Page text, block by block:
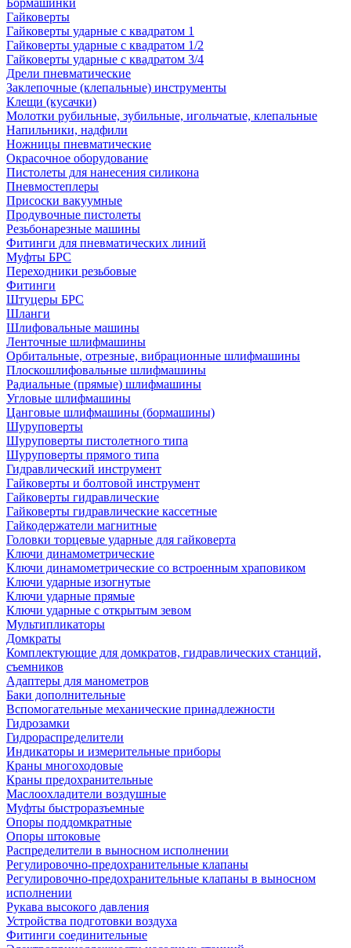
Бормашинки
Гайковерты
Гайковерты ударные с квадратом 1
Гайковерты ударные с квадратом 1/2
Гайковерты ударные с квадратом 3/4
Дрели пневматические
Заклепочные (клепальные) инструменты
Клещи (кусачки)
Молотки рубильные, зубильные, игольчатые, клепальные
Напильники, надфили
Ножницы пневматические
Окрасочное оборудование
Пистолеты для нанесения силикона
Пневмостеплеры
Присоски вакуумные
Продувочные пистолеты
Резьбонарезные машины
Фитинги для пневматических линий
Муфты БРС
Переходники резьбовые
Фитинги
Штуцеры БРС
Шланги
Шлифовальные машины
Ленточные шлифмашины
Орбитальные, отрезные, вибрационные шлифмашины
Плоскошлифовальные шлифмашины
Радиальные (прямые) шлифмашины
Угловые шлифмашины
Цанговые шлифмашины (бормашины)
Шуруповерты
Шуруповерты пистолетного типа
Шуруповерты прямого типа
Гидравлический инструмент
Гайковерты и болтовой инструмент
Гайковерты гидравлические
Гайковерты гидравлические кассетные
Гайкодержатели магнитные
Головки торцевые ударные для гайковерта
Ключи динамометрические
Ключи динамометрические со встроенным храповиком
Ключи ударные изогнутые
Ключи ударные прямые
Ключи ударные с открытым зевом
Мультипликаторы
Домкраты
Комплектующие для домкратов, гидравлических станций,
съемников
Адаптеры для манометров
Баки дополнительные
Вспомогательные механические принадлежности
Гидрозамки
Гидрораспределители
Индикаторы и измерительные приборы
Краны многоходовые
Краны предохранительные
Маслоохладители воздушные
Муфты быстроразъемные
Опоры поддомкратные
Опоры штоковые
Распределители в выносном исполнении
Регулировочно-предохранительные клапаны
Регулировочно-предохранительные клапаны в выносном
исполнении
Рукава высокого давления
Устройства подготовки воздуха
Фитинги соединительные